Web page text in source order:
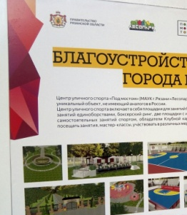
Перейти к основному содержанию